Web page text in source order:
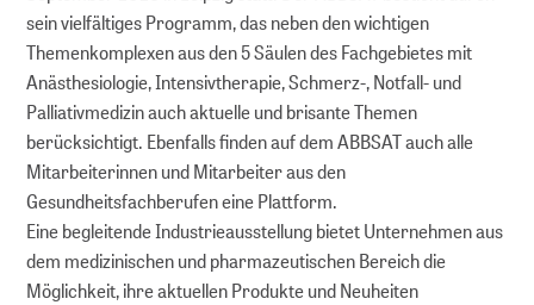
sein vielfältiges Programm, das neben den wichtigen
Themenkomplexen aus den 5 Säulen des Fachgebietes mit
Anästhesiologie, Intensivtherapie, Schmerz-, Notfall- und
Palliativmedizin auch aktuelle und brisante Themen
berücksichtigt. Ebenfalls finden auf dem ABBSAT auch alle
Mitarbeiterinnen und Mitarbeiter aus den
Gesundheitsfachberufen eine Plattform.
Eine begleitende Industrieausstellung bietet Unternehmen aus
dem medizinischen und pharmazeutischen Bereich die
Möglichkeit, ihre aktuellen Produkte und Neuheiten